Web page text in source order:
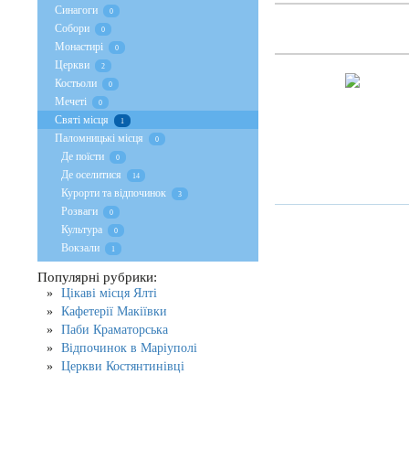
Cинагоги 0
Собори 0
Монастирі 0
Церкви 2
Костьоли 0
Мечеті 0
Святі місця 1
Паломницькі місця 0
Де поїсти 0
Де оселитися 14
Курорти та відпочинок 3
Розваги 0
Культура 0
Вокзали 1
Популярні рубрики:
Цікаві місця Ялті
Кафетерії Макіївки
Паби Краматорська
Відпочинок в Маріуполі
Церкви Костянтинівці